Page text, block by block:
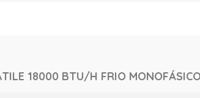
18000 BTU/H FRIO